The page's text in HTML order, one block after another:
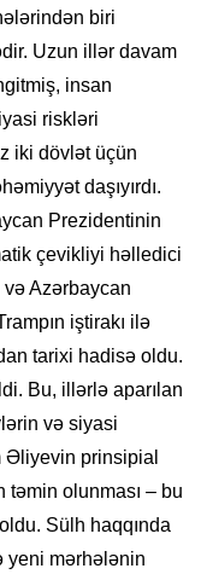
biri
Uzun illər davam
insan
riskləri
iki dövlət üçün
daşıyırdı.
Prezidentinin
çevikliyi həlledici
və Azərbaycan
iştirakı ilə
tarixi hadisə oldu.
Bu, illərlə aparılan
və siyasi
Əliyevin prinsipial
təmin olunması – bu
Sülh haqqında
yeni mərhələnin